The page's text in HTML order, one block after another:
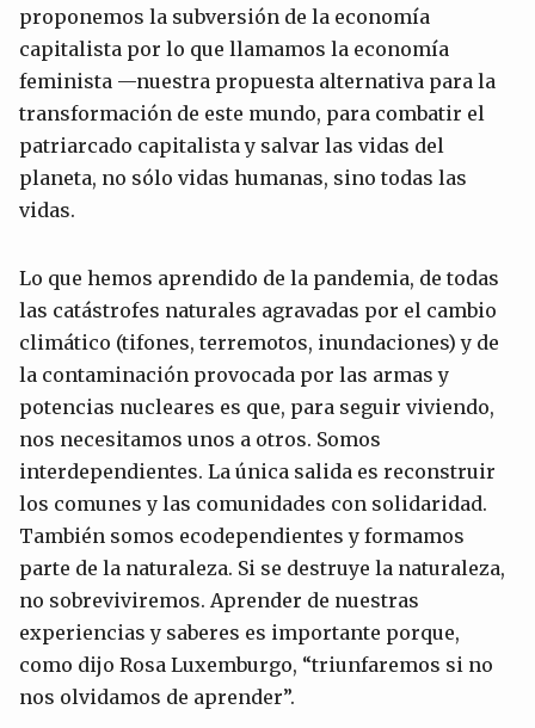
proponemos la subversión de la economía
capitalista por lo que llamamos la economía
feminista —nuestra propuesta alternativa para la
transformación de este mundo, para combatir el
patriarcado capitalista y salvar las vidas del
planeta, no sólo vidas humanas, sino todas las
vidas.
Lo que hemos aprendido de la pandemia, de todas
las catástrofes naturales agravadas por el cambio
climático (tifones, terremotos, inundaciones) y de
la contaminación provocada por las armas y
potencias nucleares es que, para seguir viviendo,
nos necesitamos unos a otros. Somos
interdependientes. La única salida es reconstruir
los comunes y las comunidades con solidaridad.
También somos ecodependientes y formamos
parte de la naturaleza. Si se destruye la naturaleza,
no sobreviviremos. Aprender de nuestras
experiencias y saberes es importante porque,
como dijo Rosa Luxemburgo, “triunfaremos si no
nos olvidamos de aprender”.